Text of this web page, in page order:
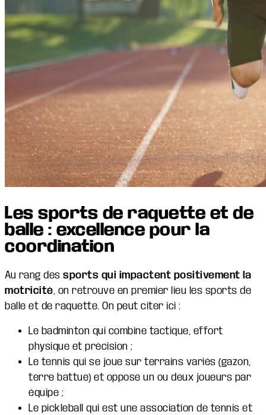
Les sports de raquette et de
balle : excellence pour la
coordination
Au rang des sports qui impactent positivement la
motricité , on retrouve en premier lieu les sports de
balle et de raquette. On peut citer ici :
Le badminton qui combine tactique, effort
physique et précision ;
Le tennis qui se joue sur terrains variés (gazon,
terre battue) et oppose un ou deux joueurs par
équipe ;
Le pickleball qui est une association de tennis et